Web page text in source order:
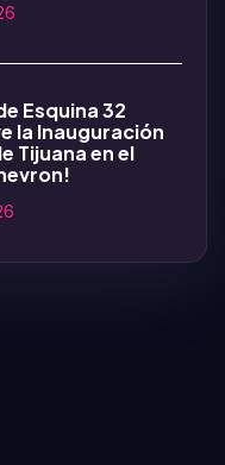
Esquina 32
la Inauguración
Tijuana en el